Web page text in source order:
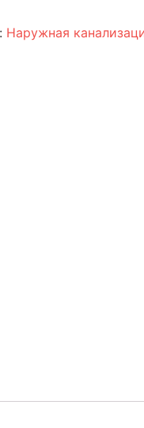
Наружная